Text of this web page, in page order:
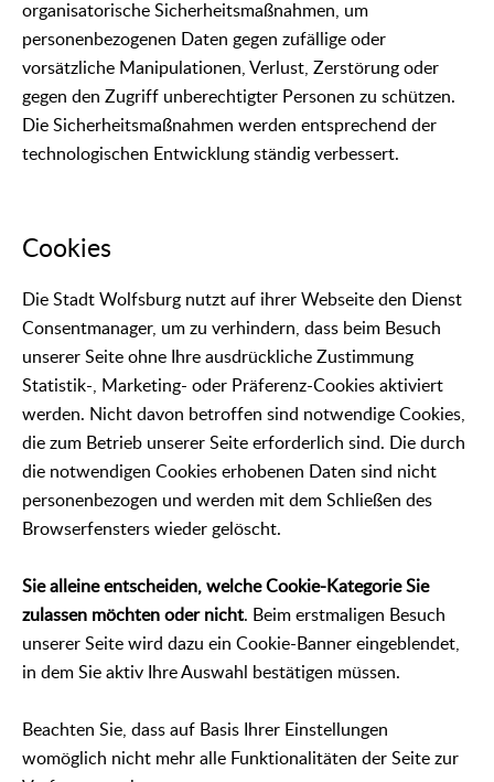
organisatorische Sicherheitsmaßnahmen, um
personenbezogenen Daten gegen zufällige oder
vorsätzliche Manipulationen, Verlust, Zerstörung oder
gegen den Zugriff unberechtigter Personen zu schützen.
Die Sicherheitsmaßnahmen werden entsprechend der
technologischen Entwicklung ständig verbessert.
Cookies
Die Stadt Wolfsburg nutzt auf ihrer Webseite den Dienst
Consentmanager, um zu verhindern, dass beim Besuch
unserer Seite ohne Ihre ausdrückliche Zustimmung
Statistik-, Marketing- oder Präferenz-Cookies aktiviert
werden. Nicht davon betroffen sind notwendige Cookies,
die zum Betrieb unserer Seite erforderlich sind. Die durch
die notwendigen Cookies erhobenen Daten sind nicht
personenbezogen und werden mit dem Schließen des
Browserfensters wieder gelöscht.
Sie alleine entscheiden, welche Cookie-Kategorie Sie
zulassen möchten oder nicht. Beim erstmaligen Besuch
unserer Seite wird dazu ein Cookie-Banner eingeblendet,
in dem Sie aktiv Ihre Auswahl bestätigen müssen.
Beachten Sie, dass auf Basis Ihrer Einstellungen
womöglich nicht mehr alle Funktionalitäten der Seite zur